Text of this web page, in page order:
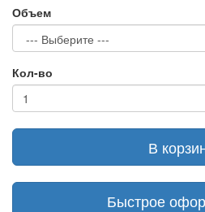
Объем
Кол-во
В
Быстрое